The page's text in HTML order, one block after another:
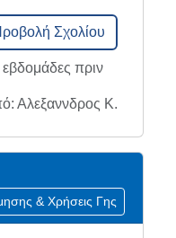
Σχολίου
πριν
Αλεξαννδρος Κ.
& Χρήσεις Γης